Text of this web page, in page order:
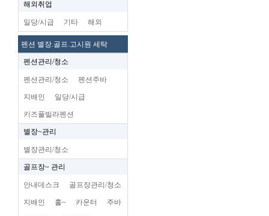
해외취업
일당/시급 기타 해외
펜션 별장.골프.고시원 세탁
펜션관리/청소
펜션관리/청소 펜션주바
지배인 일당/시급
키즈풀빌라펜션
별장~관리
별장관리/청소
골프장~ 관리
안내데스크 골프장관리/청소
지배인 홀~ 카운터 주바